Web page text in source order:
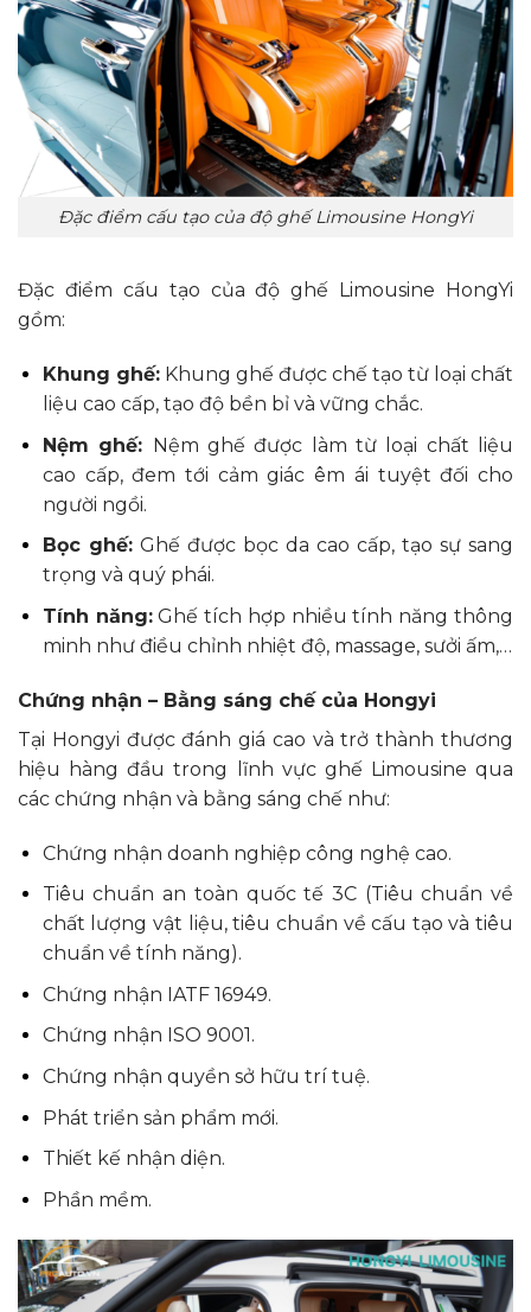
Đặc điểm cấu tạo của độ ghế Limousine HongYi
Đặc điểm cấu tạo của độ ghế Limousine HongYi
gồm:
Khung ghế:Khung ghế được chế tạo từ loại chất
liệu cao cấp, tạo độ bền bỉ và vững chắc.
Nệm ghế: Nệm ghế được làm từ loại chất liệu
cao cấp, đem tới cảm giác êm ái tuyệt đối cho
người ngồi.
Bọc ghế:Ghế được bọc da cao cấp, tạo sự sang
trọng và quý phái.
Tính năng:Ghế tích hợp nhiều tính năng thông
minh như điều chỉnh nhiệt độ, massage, sưởi ấm,…
Chứng nhận – Bằng sáng chế của Hongyi
Tại Hongyi được đánh giá cao và trở thành thương
hiệu hàng đầu trong lĩnh vực ghế Limousine qua
các chứng nhận và bằng sáng chế như:
Chứng nhận doanh nghiệp công nghệ cao.
Tiêu chuẩn an toàn quốc tế 3C (Tiêu chuẩn về
chất lượng vật liệu, tiêu chuẩn về cấu tạo và tiêu
chuẩn về tính năng).
Chứng nhận IATF 16949.
Chứng nhận ISO 9001.
Chứng nhận quyền sở hữu trí tuệ.
Phát triển sản phẩm mới.
Thiết kế nhận diện.
Phần mềm.